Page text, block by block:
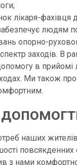
лікаря-фахівця
людям
опорно-
заходів. В
в прийомі
Ми також
наших
з нами